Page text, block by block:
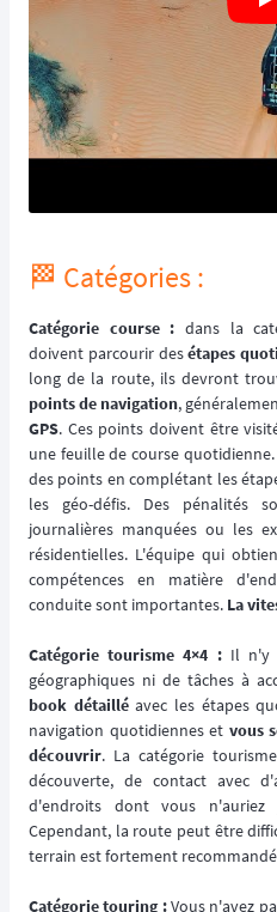
🏁 Catégories :
Catégorie course : dans la
doivent parcourir desétapes
long de la route, ils devront
points de navigation,
GPS. Ces points doivent être
une feuille de course
des points en complétant les
les géo-défis. Des pénalités
journalières manquées ou les
résidentielles. L'équipe qui
compétences en matière
conduite sont importantes. La
Catégorie tourisme 4×4 :Il n'y
géographiques ni de tâches à
book détailléavec les étapes
navigation quotidiennes et vous
découvrir. La catégorie
découverte, de contact avec
d'endroits dont vous n'auriez
Cependant, la route peut être
terrain est fortement
Catégorie touring :Vous n'avez